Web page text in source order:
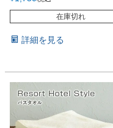
在庫切れ
詳細を見る